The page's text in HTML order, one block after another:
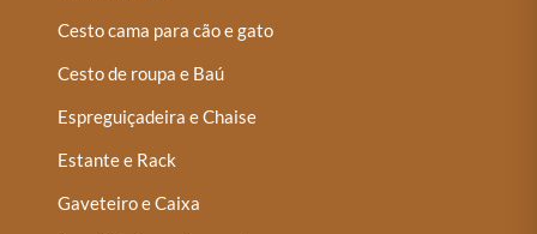
Cesto cama para cão e gato
Cesto de roupa e Baú
Espreguiçadeira e Chaise
Estante e Rack
Gaveteiro e Caixa